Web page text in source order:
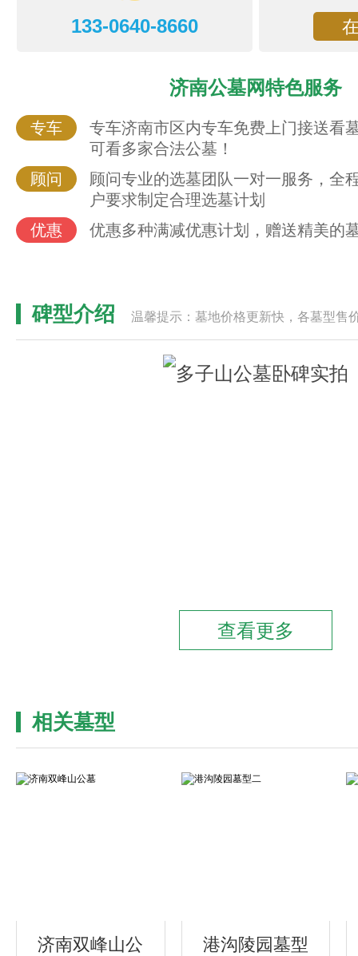
133-0640-8660
济南公墓网特色服务
专车
专车济南市区内专车免费上门接送看
可看多家合法公墓！
顾问
顾问专业的选墓团队一对一服务，全
户要求制定合理选墓计划
优惠
优惠多种满减优惠计划，赠送精美的
碑型介绍 温馨提示：墓地价格更新快，各墓型售
相关墓型
济南双峰山公 港沟陵园墓型